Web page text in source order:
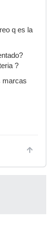
q es la
?
marcas